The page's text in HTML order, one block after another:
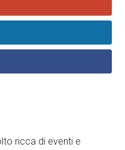
ricca di eventi e